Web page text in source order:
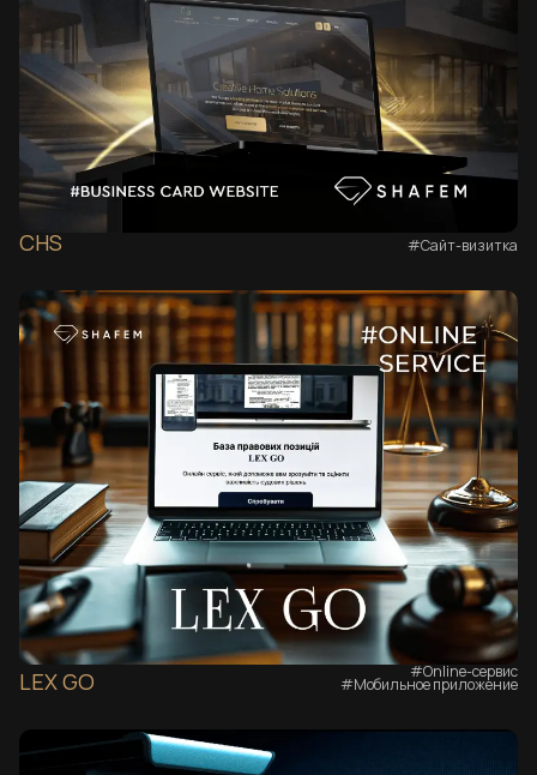
CHS #Сайт-визитка
LEX GO #Online-сервис
#Мобильное приложение